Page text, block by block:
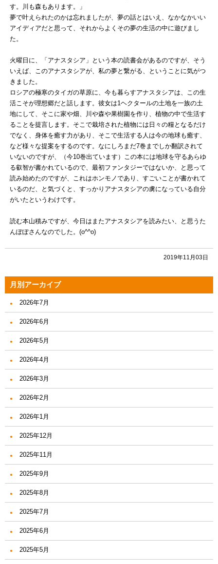
す。川も森もあります。」
夢で叶えられたのかは忘れましたが、夢の話とはいえ、なかなかいい
アイディアだと思って、それからよくその夢の生活の中に遊びまし
た。
火曜日に、「アナスタシア」という本の読書会があるのですが、そう
いえば、このアナスタシアが、私の夢と繋がる、ということに気がつ
きました。
ロシアの極寒のタイガの草原に、今も暮らすアナスタシアは、この生
活こそが理想郷だと話します。彼女は1ヘクタールの土地を一族の土
地にして、そこに家や畑、川や森や果樹園を作り、植物の中で生活す
ることを提言します。そこで栽培された植物には日々の糧となるだけ
でなく、身体を癒す力があり、そこで生活する人は今の地球も癒す、
など様々な提案をするのです。なにしろまだ7巻までしか翻訳されて
いないのですが、（今10巻出ています）この本には地球を守るあらゆ
る叡智が書かれているので、最初ファンタジーではないか、と思って
読み始めたのですが、これはホンモノであり、すごいことが書かれて
いるのだ、と気づくと、すっかりアナスタシアの虜になっている自分
がいたというわけです。
読む本山積みですが、今日はまたアナスタシアを読みたい、と思うた
んぽぽさんなのでした。(o^^o)
2019年11月03日
月別アーカイブ
2026年7月
2026年6月
2026年5月
2026年4月
2026年3月
2026年2月
2026年1月
2025年12月
2025年11月
2025年9月
2025年8月
2025年7月
2025年6月
2025年5月